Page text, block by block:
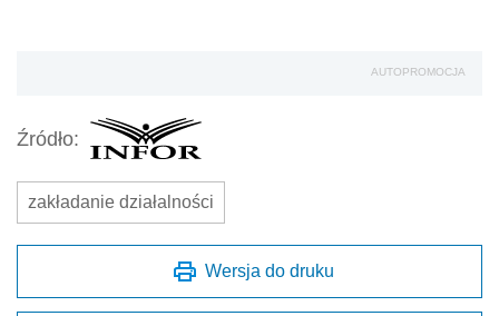
AUTOPROMOCJA
Źródło:
zakładanie działalności
Wersja do druku